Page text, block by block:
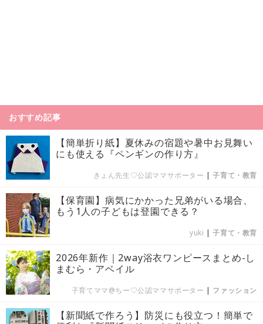
おすすめ記事
【簡単折り紙】夏休みの宿題や暑中お見舞い
にも使える『ペンギンの作り方』
きょん先生♡公認ママサポーター |子育て・教育
【保育園】病気にかかった兄弟がいる場合、
もう1人の子どもは登園できる？
yuki |子育て・教育
2026年新作｜2way浴衣ワンピースまとめ-し
まむら・アベイル
子育てママ@ちー♡公認ママサポーター | ファッション
【新聞紙で作ろう】防災にも役立つ！簡単で